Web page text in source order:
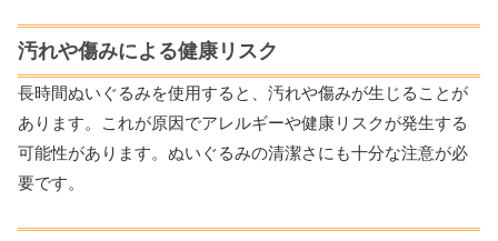
汚れや傷みによる健康リスク
長時間ぬいぐるみを使用すると、汚れや傷みが生じることが
あります。これが原因でアレルギーや健康リスクが発生する
可能性があります。ぬいぐるみの清潔さにも十分な注意が必
要です。